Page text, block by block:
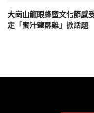
大崗山龍眼蜂蜜文化節感
定「蜜汁鹽酥雞」掀話題